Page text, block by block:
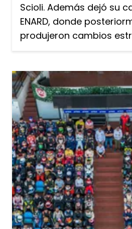
Scioli. Además dejó su
ENARD, donde
produjeron cambios